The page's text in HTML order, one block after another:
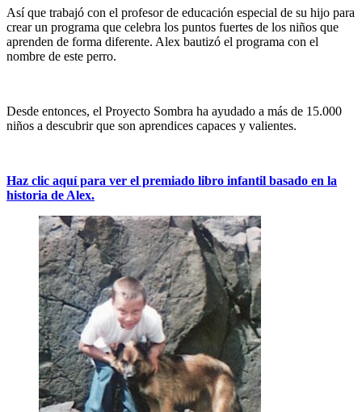
Así que trabajó con el profesor de educación especial de su hijo para
crear un programa que celebra los puntos fuertes de los niños que
aprenden de forma diferente. Alex bautizó el programa con el
nombre de este perro.
Desde entonces, el Proyecto Sombra ha ayudado a más de 15.000
niños a descubrir que son aprendices capaces y valientes.
Haz clic aquí para ver el premiado libro infantil basado en la
historia de Alex.